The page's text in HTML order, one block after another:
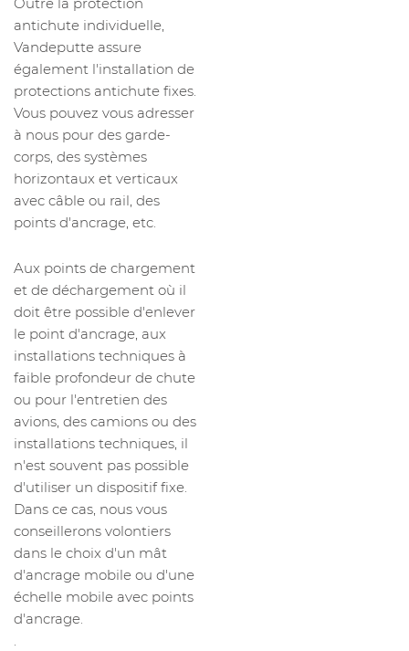
antichute individuelle,
Vandeputte assure
également l'installation de
protections antichute fixes.
Vous pouvez vous adresser
à nous pour des garde-
corps, des systèmes
horizontaux et verticaux
avec câble ou rail, des
points d'ancrage, etc.
Aux points de chargement
et de déchargement où il
doit être possible d'enlever
le point d'ancrage, aux
installations techniques à
faible profondeur de chute
ou pour l'entretien des
avions, des camions ou des
installations techniques, il
n'est souvent pas possible
d'utiliser un dispositif fixe.
Dans ce cas, nous vous
conseillerons volontiers
dans le choix d'un mât
d'ancrage mobile ou d'une
échelle mobile avec points
d'ancrage.
.